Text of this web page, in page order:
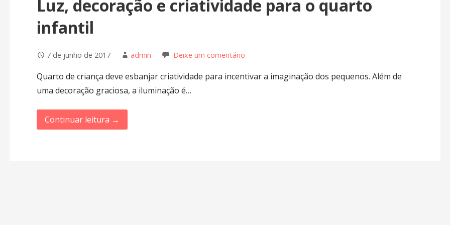
Luz, decoração e criatividade para o quarto
infantil
7 de junho de 2017 admin Deixe um comentário
Quarto de criança deve esbanjar criatividade para incentivar a imaginação dos pequenos. Além de
uma decoração graciosa, a iluminação é…
Continuar leitura →